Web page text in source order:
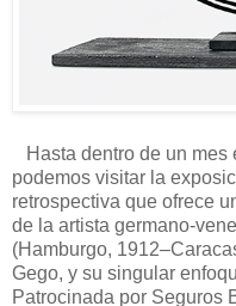
Hasta dentro de un mes
podemos visitar la
retrospectiva que ofrece
de la artista germano-
(Hamburgo,
Gego, y su singular
Patrocinada por Seguros